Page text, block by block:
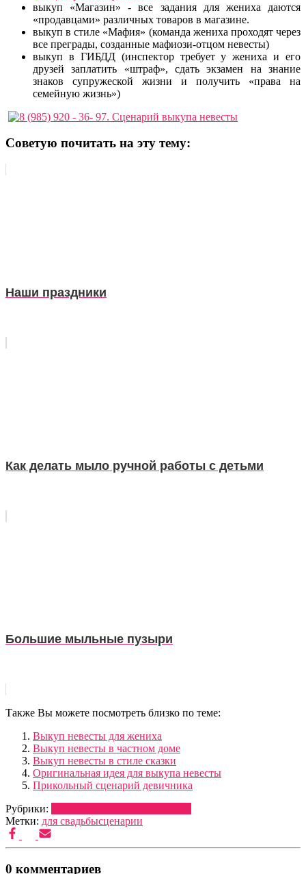
выкуп «Магазин» - все задания для жениха даются
«продавцами» различных товаров в магазине.
выкуп в стиле «Мафия» (команда жениха проходят через
все преграды, созданные мафиози-отцом невесты)
выкуп в ГИБДД (инспектор требует у жениха и его
друзей заплатить «штраф», сдать экзамен на знание
знаков супружеской жизни и получить «права на
семейную жизнь»)
Советую почитать на эту тему:
Наши праздники
Как делать мыло ручной работы с детьми
Большие мыльные пузыри
Также Вы можете посмотреть близко по теме:
Выкуп невесты для жениха
Выкуп невесты в частном доме
Выкуп невесты в стиле сказки
Оригинальная идея для выкупа невесты
Прикольный сценарий девичника
Рубрики:
Метки: для свадьбысценарии
0 комментариев